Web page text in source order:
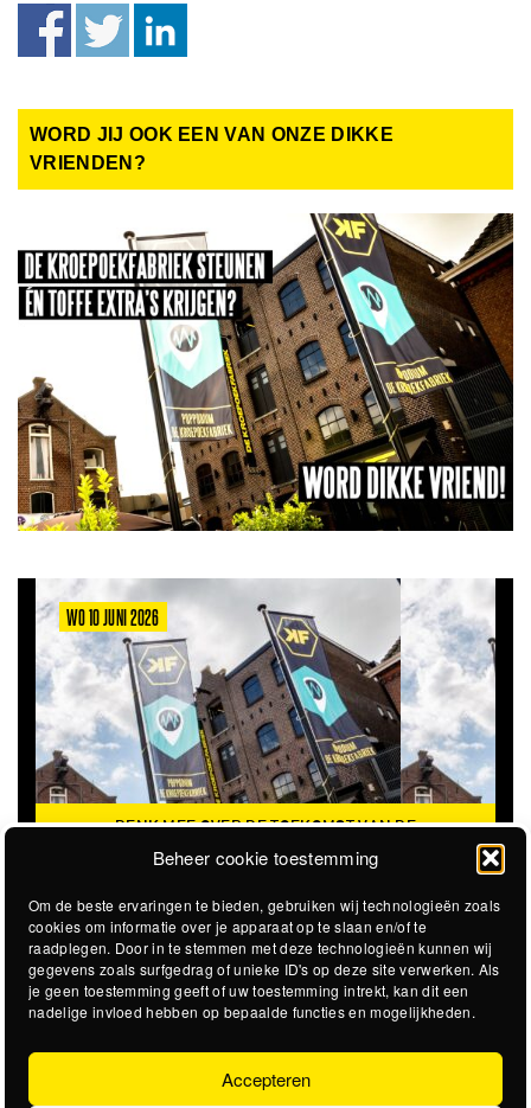
Beheer cookie toestemming
Om de beste ervaringen te bieden, gebruiken wij technologieën zoals
cookies om informatie over je apparaat op te slaan en/of te
raadplegen. Door in te stemmen met deze technologieën kunnen wij
gegevens zoals surfgedrag of unieke ID's op deze site verwerken. Als
je geen toestemming geeft of uw toestemming intrekt, kan dit een
nadelige invloed hebben op bepaalde functies en mogelijkheden.
Accepteren
WORD JIJ OOK EEN VAN ONZE DIKKE
VRIENDEN?
WO 10 JUNI 2026
DENK MEE OVER DE TOEKOMST VAN DE
KROEPOEKFABRIEK